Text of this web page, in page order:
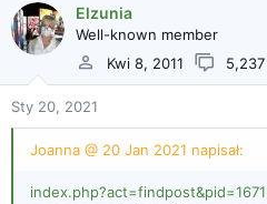
ą
t
k
z
p
o
i
Elzunia
Well-known member
Kwi 8, 2011
5,237
Sty 20, 2021
Joanna @ 20 Jan 2021 napisał: